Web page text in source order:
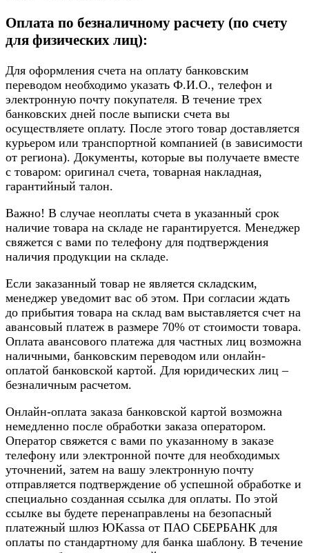
Оплата по безналичному расчету (по счету
для физических лиц):
Для оформления счета на оплату банковским
переводом необходимо указать Ф.И.О., телефон и
электронную почту покупателя. В течение трех
банковских дней после выписки счета вы
осуществляете оплату. После этого товар доставляется
курьером или транспортной компанией (в зависимости
от региона). Документы, которые вы получаете вместе
с товаром: оригинал счета, товарная накладная,
гарантийный талон.
Важно! В случае неоплаты счета в указанный срок
наличие товара на складе не гарантируется. Менеджер
свяжется с вами по телефону для подтверждения
наличия продукции на складе.
Если заказанный товар не является складским,
менеджер уведомит вас об этом. При согласии ждать
до прибытия товара на склад вам выставляется счет на
авансовый платеж в размере 70% от стоимости товара.
Оплата авансового платежа для частных лиц возможна
наличными, банковским переводом или онлайн-
оплатой банковской картой. Для юридических лиц –
безналичным расчетом.
Онлайн-оплата заказа банковской картой возможна
немедленно после обработки заказа оператором.
Оператор свяжется с вами по указанному в заказе
телефону или электронной почте для необходимых
уточнений, затем на вашу электронную почту
отправляется подтверждение об успешной обработке и
специально созданная ссылка для оплаты. По этой
ссылке вы будете перенаправлены на безопасный
платежный шлюз ЮKassa от ПАО СБЕРБАНК для
оплаты по стандартному для банка шаблону. В течение